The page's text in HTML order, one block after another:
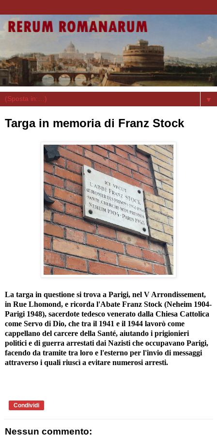
▼
Targa in memoria di Franz Stock
La targa in questione si trova a Parigi, nel V Arrondissement,
in Rue Lhomond, e ricorda l'Abate Franz Stock (Neheim 1904-
Parigi 1948), sacerdote tedesco venerato dalla Chiesa Cattolica
come Servo di Dio, che tra il 1941 e il 1944 lavorò come
cappellano del carcere della Santé, aiutando i prigionieri
politici e di guerra arrestati dai Nazisti che occupavano Parigi,
facendo da tramite tra loro e l'esterno per l'invio di messaggi
attraverso i quali riuscì a evitare numerosi arresti.
Condividi
Nessun commento: